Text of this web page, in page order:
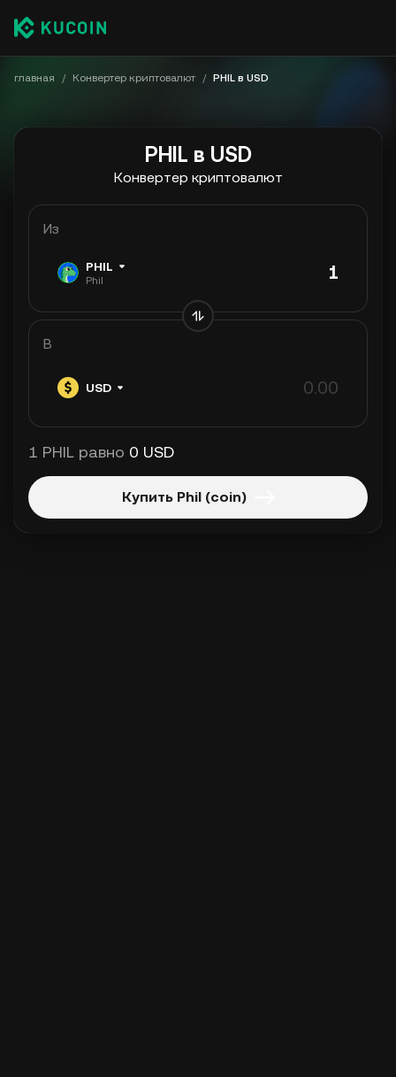
главная / Конвертер криптовалют / PHIL в USD
PHIL в USD
Конвертер криптовалют
Из
PHIL
Phil
В
USD
1 PHIL равно 0 USD
Купить Phil (coin)